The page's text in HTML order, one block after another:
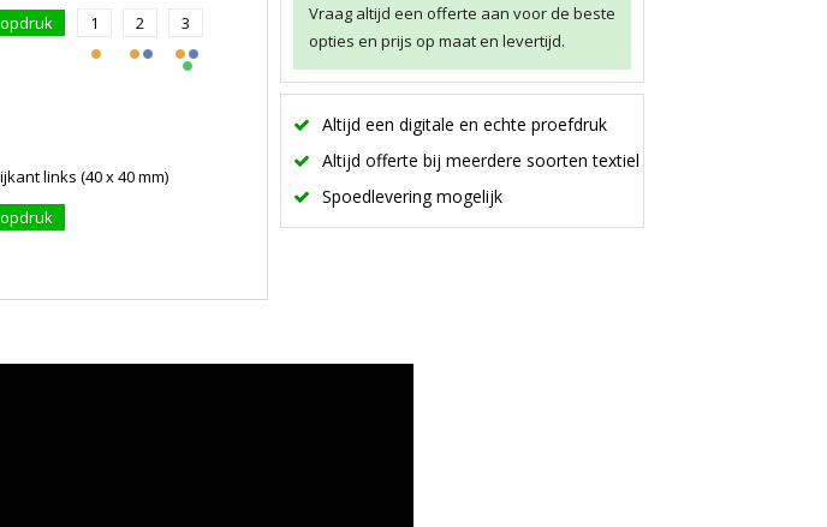
1 2 3
links (40 x 40 mm)
Vraag altijd een offerte aan voor de beste
opties en prijs op maat en levertijd.
Altijd een digitale en echte proefdruk
Altijd offerte bij meerdere soorten textiel
Spoedlevering mogelijk